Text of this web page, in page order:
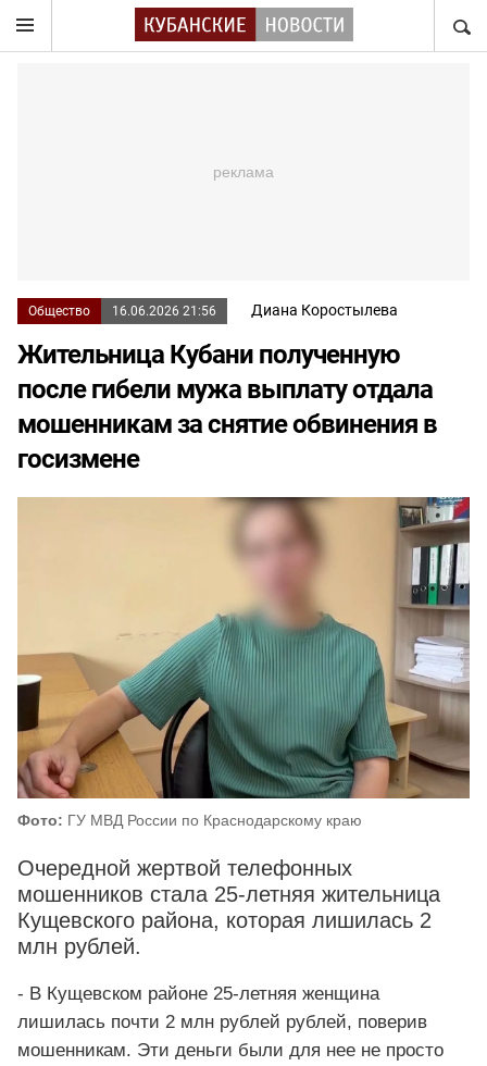
Общество 16.06.2026 21:56 Диана Коростылева
Жительница Кубани полученную
после гибели мужа выплату отдала
мошенникам за снятие обвинения в
госизмене
Фото: ГУ МВД России по Краснодарскому краю
Очередной жертвой телефонных
мошенников стала 25-летняя жительница
Кущевского района, которая лишилась 2
млн рублей.
- В Кущевском районе 25-летняя женщина
лишилась почти 2 млн рублей рублей, поверив
мошенникам. Эти деньги были для нее не просто